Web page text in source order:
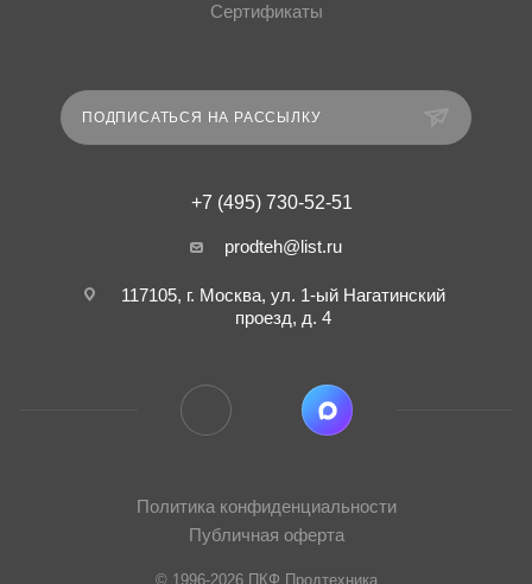
Сертификаты
ПОДПИСАТЬСЯ НА РАССЫЛКУ
+7 (495) 730-52-51
prodteh@list.ru
117105, г. Москва, ул. 1-ый Нагатинский
проезд, д. 4
Политика конфиденциальности
Публичная оферта
© 1996-2026 ПКФ Продтехника